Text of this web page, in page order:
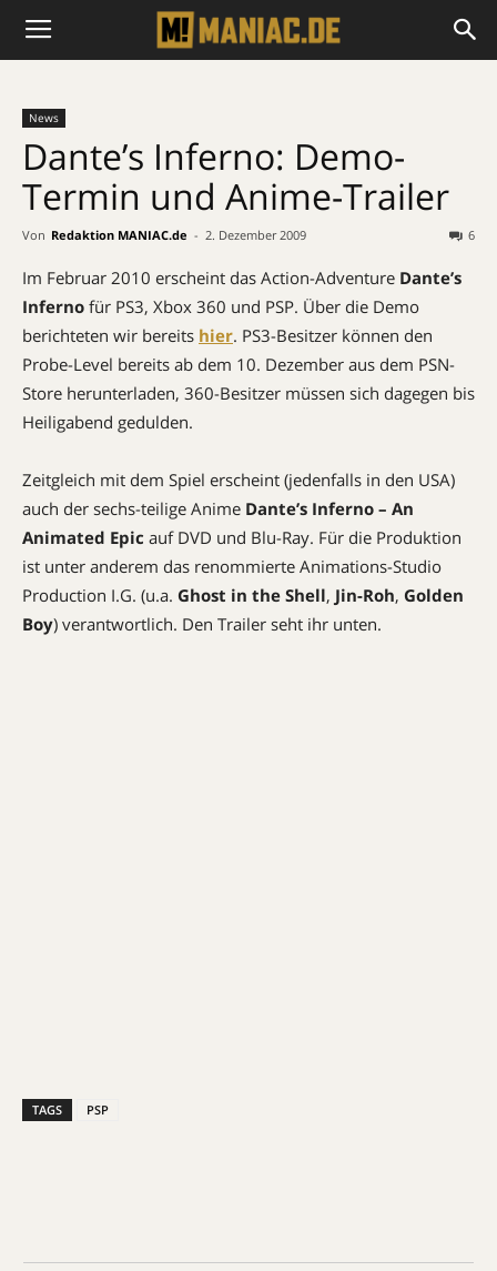
News
Dante’s Inferno: Demo-
Termin und Anime-Trailer
Von Redaktion MANIAC.de - 2. Dezember 2009 6
Im Februar 2010 erscheint das Action-Adventure Dante’s
Inferno für PS3, Xbox 360 und PSP. Über die Demo
berichteten wir bereits hier. PS3-Besitzer können den
Probe-Level bereits ab dem 10. Dezember aus dem PSN-
Store herunterladen, 360-Besitzer müssen sich dagegen bis
Heiligabend gedulden.
Zeitgleich mit dem Spiel erscheint (jedenfalls in den USA)
auch der sechs-teilige Anime Dante’s Inferno – An
Animated Epic auf DVD und Blu-Ray. Für die Produktion
ist unter anderem das renommierte Animations-Studio
Production I.G. (u.a. Ghost in the Shell, Jin-Roh, Golden
Boy) verantwortlich. Den Trailer seht ihr unten.
TAGS PSP